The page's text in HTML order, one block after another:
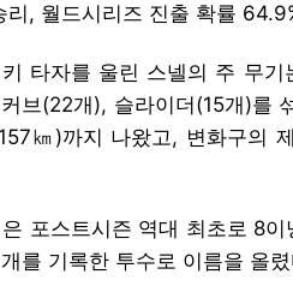
리, 월드시리즈 진출 확률
타자를 울린 스넬의 주 무
브(22개), 슬라이더(15개)를
㎞)까지 나왔고, 변화구의
포스트시즌 역대 최초로 8
를 기록한 투수로 이름을 올